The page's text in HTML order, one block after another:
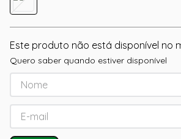
Este produto não está disponível no
Quero saber quando estiver disponível